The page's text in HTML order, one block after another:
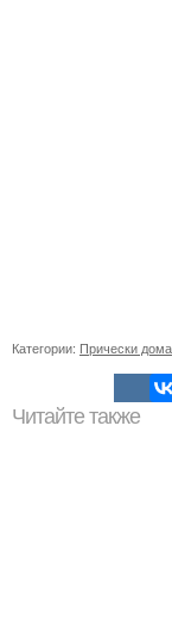
Категории: Прически дома
Читайте также